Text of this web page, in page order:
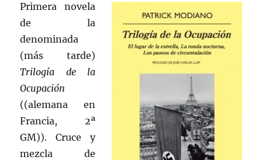
Primera novela
de la
denominada
(más tarde)
Trilogía de la
Ocupación
((alemana en
Francia, 2ª
GM)). Cruce y
mezcla de